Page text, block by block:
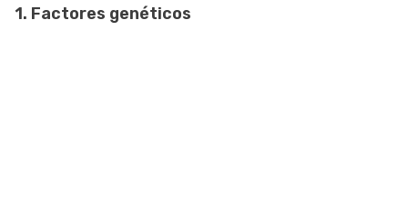
1. Factores genéticos